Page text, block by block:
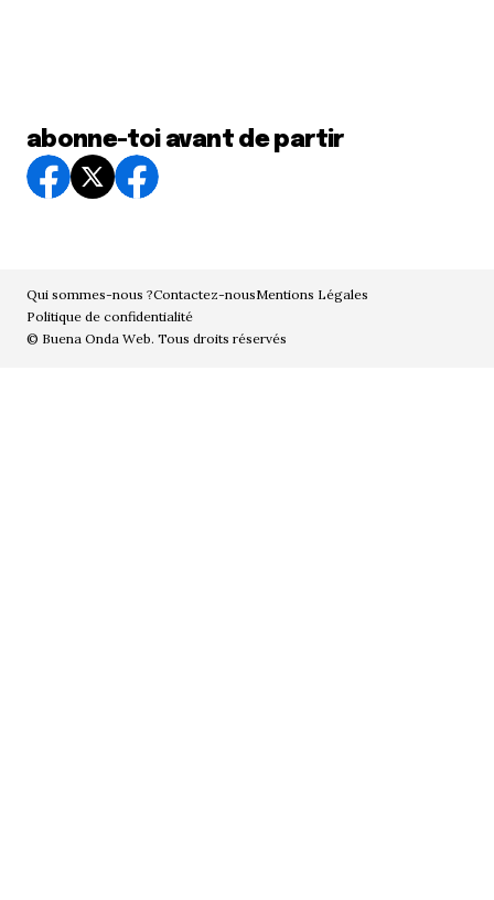
abonne-toi avant de partir
Qui sommes-nous ?Contactez-nousMentions Légales
Politique de confidentialité
© Buena Onda Web. Tous droits réservés